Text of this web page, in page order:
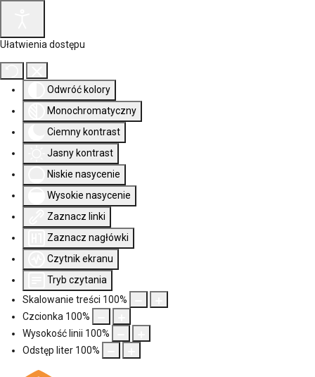
Ułatwienia dostępu
Odwróć kolory
Monochromatyczny
Ciemny kontrast
Jasny kontrast
Niskie nasycenie
Wysokie nasycenie
Zaznacz linki
Zaznacz nagłówki
Czytnik ekranu
Tryb czytania
Skalowanie treści 100%
Czcionka 100%
Wysokość linii 100%
Odstęp liter 100%